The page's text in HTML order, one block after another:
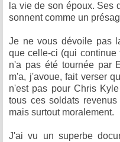
la vie de son époux. Ses
sonnent comme un
Je ne vous dévoile pas
que celle-ci (qui
n'a pas été tournée par
m'a, j'avoue, fait verser
n'est pas pour Chris
tous ces soldats
mais surtout moralement.
J'ai vu un superbe